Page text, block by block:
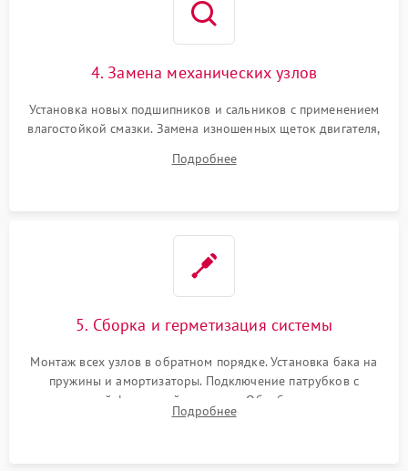
4. Замена механических узлов
Установка новых подшипников и сальников с применением
влагостойкой смазки. Замена изношенных щеток двигателя,
или поврежденной резиновой манжеты.
Подробнее
5. Сборка и герметизация системы
Монтаж всех узлов в обратном порядке. Установка бака на
пружины и амортизаторы. Подключение патрубков с
надежной фиксацией хомутами. Обработка стыков
герметиком для предотвращения возможных протечек воды.
Подробнее